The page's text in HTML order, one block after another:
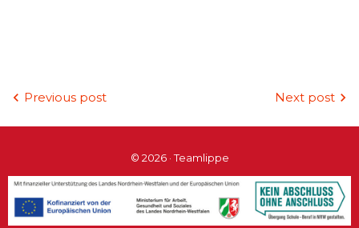
Beitragsnavigation
Previous post Next post
© 2026 · Teamlippe